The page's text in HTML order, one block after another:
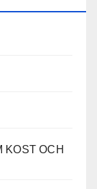
KOST OCH